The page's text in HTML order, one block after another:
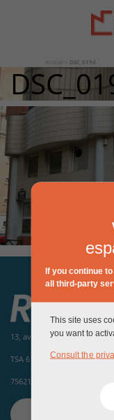
Accueil DSC_0194
13, avenue de la porte
TSA 61371
75621 Paris Cedex 13
If you continue
all third-party
This site uses
you want to
Consult the